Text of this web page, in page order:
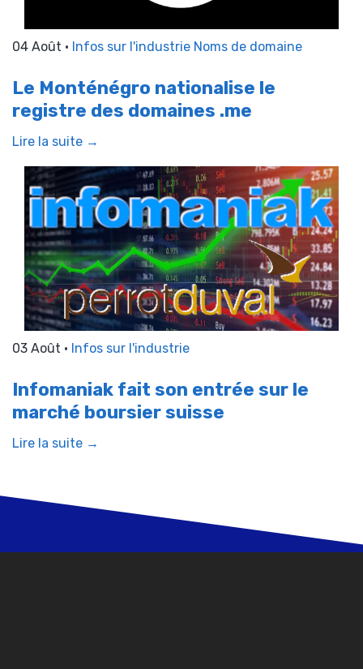
04 Août • Infos sur l'industrie Noms de domaine
Le Monténégro nationalise le
registre des domaines .me
Lire la suite →
03 Août • Infos sur l'industrie
Infomaniak fait son entrée sur le
marché boursier suisse
Lire la suite →